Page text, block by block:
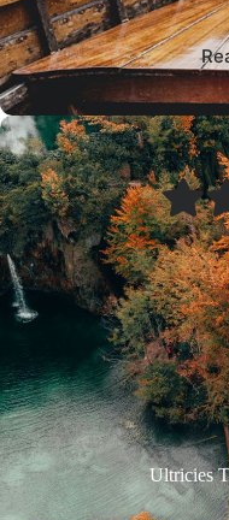
Ultricies